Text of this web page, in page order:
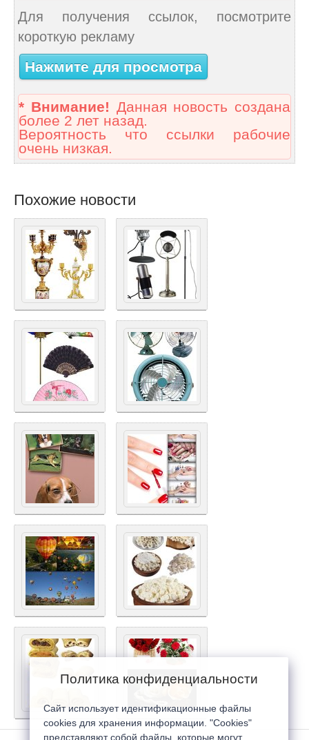
Для получения ссылок, посмотрите
короткую рекламу
Нажмите для просмотра
* Внимание! Данная новость создана
более 2 лет назад.
Вероятность что ссылки рабочие
очень низкая.
Похожие новости
Политика конфиденциальности
Сайт использует идентификационные файлы
cookies для хранения информации. "Cookies"
представляют собой файлы, которые могут